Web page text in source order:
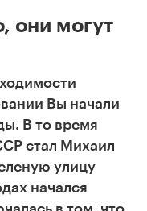
они могут
Вы начали
В то время
стал Михаил
улицу
начался